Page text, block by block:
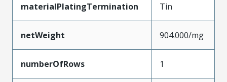
materialPlatingTermination Tin
netWeight 904.000/mg
numberOfRows 1